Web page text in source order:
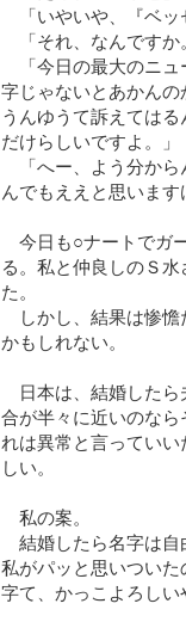
「いやいや、『ベッ
「それ、なんですか
「今日の最大のニュ
字じゃないとあかん
うんゆうて訴えては
だけらしいですよ。」
「へー、よう分から
んでもええと思います
今日も○ナートでガ
る。私と仲良しのＳ
た。
しかし、結果は惨憺
かもしれない。
日本は、結婚したら
合が半々に近いのな
れは異常と言ってい
しい。
私の案。
結婚したら名字は自
私がパッと思いつい
字て、かっこよろし